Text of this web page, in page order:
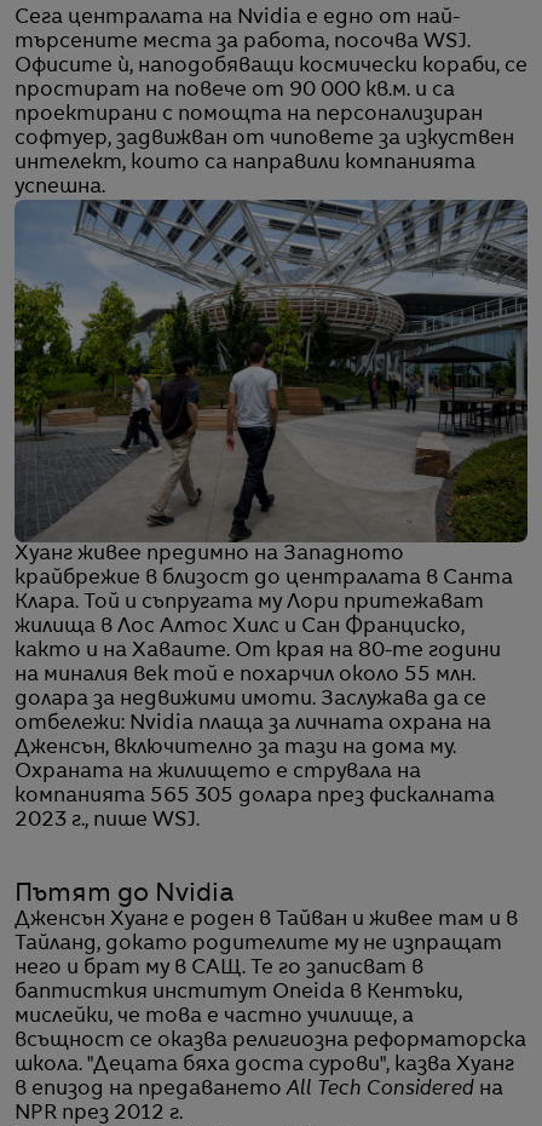
Сега централата на Nvidia е едно от най-
търсените места за работа, посочва WSJ.
Офисите ѝ, наподобяващи космически кораби, се
простират на повече от 90 000 кв.м. и са
проектирани с помощта на персонализиран
софтуер, задвижван от чиповете за изкуствен
интелект, които са направили компанията
успешна.
Хуанг живее предимно на Западното
крайбрежие в близост до централата в Санта
Клара. Той и съпругата му Лори притежават
жилища в Лос Алтос Хилс и Сан Франциско,
както и на Хаваите. От края на 80-те години
на миналия век той е похарчил около 55 млн.
долара за недвижими имоти. Заслужава да се
отбележи: Nvidia плаща за личната охрана на
Дженсън, включително за тази на дома му.
Охраната на жилището е струвала на
компанията 565 305 долара през фискалната
2023 г., пише WSJ.
Пътят до Nvidia
Дженсън Хуанг е роден в Тайван и живее там и в
Тайланд, докато родителите му не изпращат
него и брат му в САЩ. Те го записват в
баптисткия институт Oneida в Кентъки,
мислейки, че това е частно училище, а
всъщност се оказва религиозна реформаторска
школа. "Децата бяха доста сурови", казва Хуанг
в епизод на предаванетоAll Tech Considered на
NPR през 2012 г.